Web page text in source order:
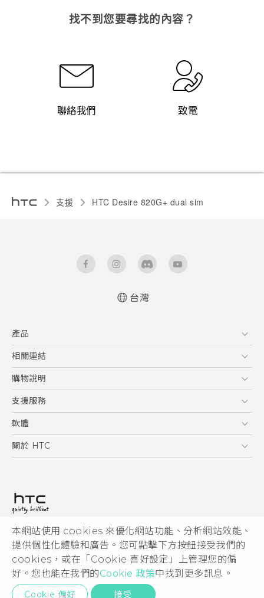
本網站使用 cookies 來優化網站功能、分析網站效能、
提供個性化體驗和廣告。您可點擊下方按鈕接受我們的
cookies，或在「Cookie 喜好設定」上管理您的偏
好。您也能在我們的Cookie 政策中找到更多訊息。
Cookie 偏好 接受
找不到您要尋找的內容？
聯絡我們 致電
支援 HTC Desire 820G+ dual sim‎
台灣
產品
5G
智慧型手機
配件
相關連結
HTC Research
購物說明
購物須知
訂單管理
付款方式
支援服務
到府收送維修服務
服務中心資訊
客戶服務佈告欄
軟體
應用程式
HTC Sync Manager
關於 HTC
投資人
隱私權政策
產品安全性
Cookie
Security and Privacy Whitepaper
© 2011-2026 HTC Corporation
HTC 法律文件
宏達國際電子股份有限公司 | 統一編號16003518
隱私聯絡: Global-Privacy@htc.com